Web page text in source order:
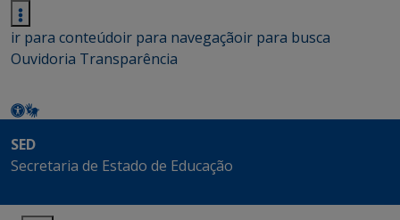
ir para conteúdoir para navegaçãoir para busca
Ouvidoria Transparência
SED
Secretaria de Estado de Educação